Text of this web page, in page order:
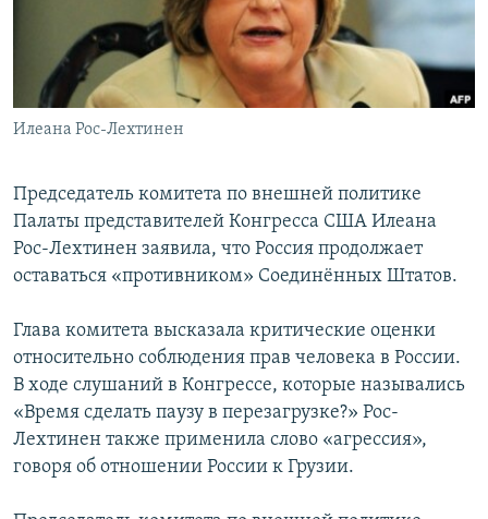
Հայերեն
English
Русский
Илеана Рос-Лехтинен
Председатель комитета по внешней политике
Палаты представителей Конгресса США Илеана
Рос-Лехтинен заявила, что Россия продолжает
оставаться «противником» Соединённых Штатов.
Глава комитета высказала критические оценки
относительно соблюдения прав человека в России.
В ходе слушаний в Конгрессе, которые назывались
«Время сделать паузу в перезагрузке?» Рос-
Лехтинен также применила слово «агрессия»,
говоря об отношении России к Грузии.